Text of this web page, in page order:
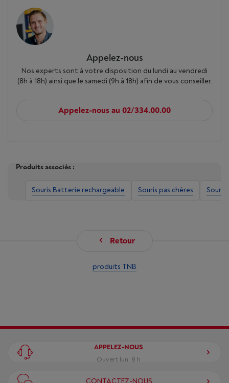
Appelez-nous
Nos experts sont à votre disposition du lundi au vendredi
(8h à 18h) ainsi que le samedi (9h à 18h) afin de vous conseiller.
Appelez-nous au 02/334.00.00
Produits associés :
Souris Batterie rechargeable Souris pas chères Souris
Retour
produits TNB
APPELEZ-NOUS
Ouvert lun. 8 h
CONTACTEZ-NOUS